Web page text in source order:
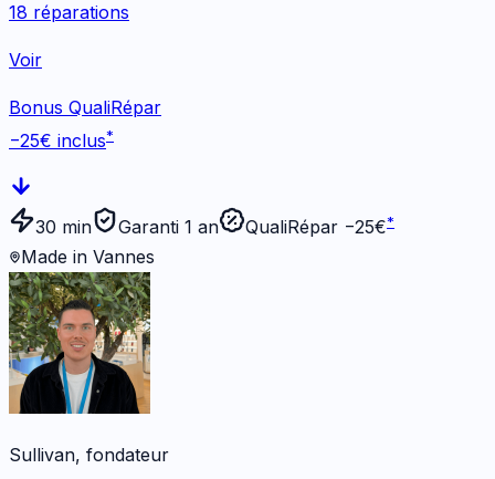
18 réparations
Voir
Bonus QualiRépar
−25€ inclus*
30 min Garanti 1 an QualiRépar −25€*
Made in Vannes
Sullivan, fondateur